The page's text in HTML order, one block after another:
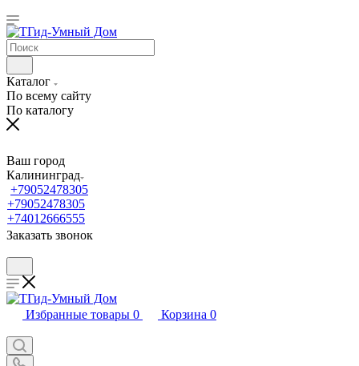
Каталог
По всему сайту
По каталогу
Ваш город
Калининград
+79052478305
+79052478305
+74012666555
Заказать звонок
Избранные товары 0 Корзина 0